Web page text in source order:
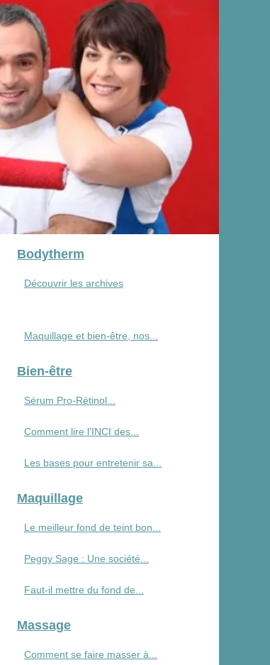
Bodytherm
Découvrir les archives
Maquillage et bien-être, nos...
Bien-être
Sérum Pro‑Rétinol...
Comment lire l’INCI des...
Les bases pour entretenir sa...
Maquillage
Le meilleur fond de teint bon...
Peggy Sage : Une société...
Faut-il mettre du fond de...
Massage
Comment se faire masser à...